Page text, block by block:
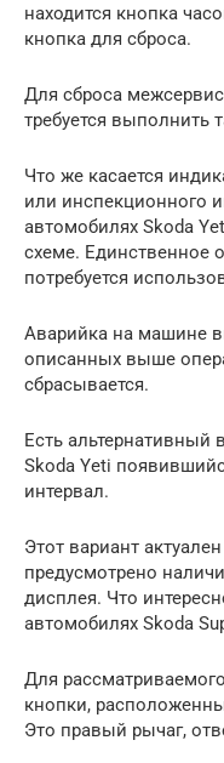
находится кнопка
кнопка для сброса.
Для сброса
требуется выполнить
Что же касается
или инспекционного
автомобилях Skoda
схеме. Единственное
потребуется
Аварийка на машине
описанных выше
сбрасывается.
Есть альтернативный
Skoda Yeti
интервал.
Этот вариант
предусмотрено
дисплея. Что
автомобилях Skoda
Для
кнопки,
Это правый рычаг,